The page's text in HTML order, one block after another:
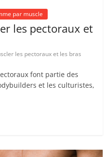
par muscle
les pectoraux et
les pectoraux et les bras
font partie des
et les culturistes,